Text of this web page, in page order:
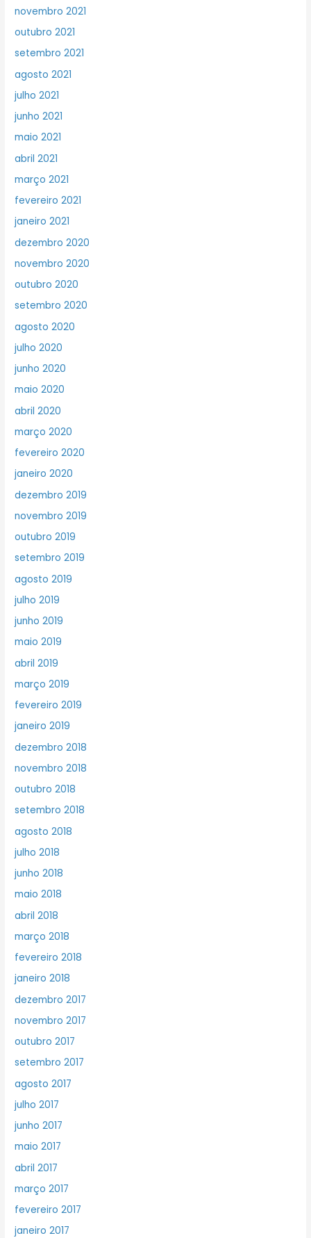
novembro 2021
outubro 2021
setembro 2021
agosto 2021
julho 2021
junho 2021
maio 2021
abril 2021
março 2021
fevereiro 2021
janeiro 2021
dezembro 2020
novembro 2020
outubro 2020
setembro 2020
agosto 2020
julho 2020
junho 2020
maio 2020
abril 2020
março 2020
fevereiro 2020
janeiro 2020
dezembro 2019
novembro 2019
outubro 2019
setembro 2019
agosto 2019
julho 2019
junho 2019
maio 2019
abril 2019
março 2019
fevereiro 2019
janeiro 2019
dezembro 2018
novembro 2018
outubro 2018
setembro 2018
agosto 2018
julho 2018
junho 2018
maio 2018
abril 2018
março 2018
fevereiro 2018
janeiro 2018
dezembro 2017
novembro 2017
outubro 2017
setembro 2017
agosto 2017
julho 2017
junho 2017
maio 2017
abril 2017
março 2017
fevereiro 2017
janeiro 2017